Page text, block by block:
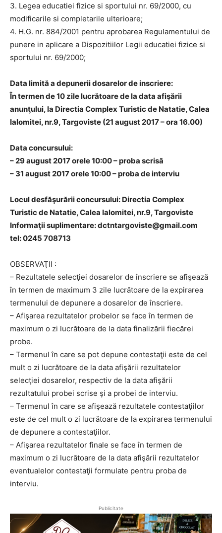
3. Legea educatiei fizice si sportului nr. 69/2000, cu
modificarile si completarile ulterioare;
4. H.G. nr. 884/2001 pentru aprobarea Regulamentului de
punere in aplicare a Dispozitiilor Legii educatiei fizice si
sportului nr. 69/2000;
Data limită a depunerii dosarelor de inscriere:
În termen de 10 zile lucrătoare de la data afişării
anunţului, la Directia Complex Turistic de Natatie, Calea
Ialomitei, nr.9, Targoviste (21 august 2017 – ora 16.00)
Data concursului:
– 29 august 2017 orele 10:00 – proba scrisă
– 31 august 2017 orele 10:00 – proba de interviu
Locul desfăşurării concursului: Directia Complex
Turistic de Natatie, Calea Ialomitei, nr.9, Targoviste
Informaţii suplimentare: dctntargoviste@gmail.com
tel: 0245 708713
OBSERVAŢII :
– Rezultatele selecţiei dosarelor de înscriere se afişează
în termen de maximum 3 zile lucrătoare de la expirarea
termenului de depunere a dosarelor de înscriere.
– Afişarea rezultatelor probelor se face în termen de
maximum o zi lucrătoare de la data finalizării fiecărei
probe.
– Termenul în care se pot depune contestaţii este de cel
mult o zi lucrătoare de la data afişării rezultatelor
selecţiei dosarelor, respectiv de la data afişării
rezultatului probei scrise şi a probei de interviu.
– Termenul în care se afişează rezultatele contestaţiilor
este de cel mult o zi lucrătoare de la expirarea termenului
de depunere a contestaţiilor.
– Afişarea rezultatelor finale se face în termen de
maximum o zi lucrătoare de la data afişării rezultatelor
eventualelor contestaţii formulate pentru proba de
interviu.
Publicitate